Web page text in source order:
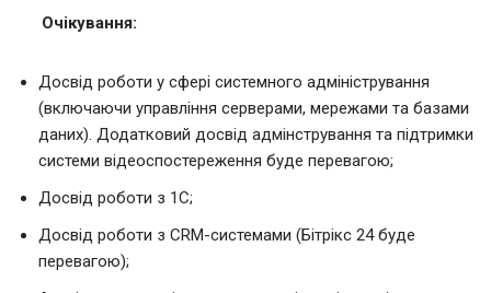
Очікування:
Досвід роботи у сфері системного адміністрування
(включаючи управління серверами, мережами та базами
даних). Додатковий досвід адмінстрування та підтримки
системи відеоспостереження буде перевагою;
Досвід роботи з 1С;
Досвід роботи з CRM-системами (Бітрікс 24 буде
перевагою);